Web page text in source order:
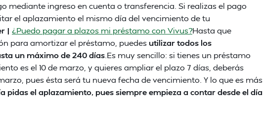
mediante ingreso en cuenta o transferencia. Si realizas el pago
el aplazamiento el mismo día del vencimiento de tu
| ¿Puedo pagar a plazos mi préstamo con Vivus?Hasta que
para amortizar el préstamo, puedesutilizar todos los
un máximo de 240 días .Es muy sencillo: si tienes un préstamo
es el 10 de marzo, y quieres ampliar el plazo 7 días, deberás
pues ésta será tu nueva fecha de vencimiento. Y lo que es más
pidas el aplazamiento, pues siempre empieza a contar desde el día